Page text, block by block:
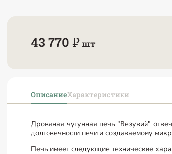
43 770 ₽шт
ОписаниеХарактеристики
Дровяная чугунная печь "Везувий"
долговечности печи и создаваемому
Печь имеет следующие технические